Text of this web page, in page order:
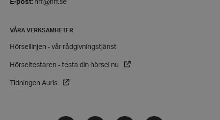
E-post: hrf@hrf.se
VÅRA VERKSAMHETER
Hörsellinjen - vår rådgivningstjänst
Hörseltestaren - testa din hörsel nu
Tidningen Auris
PHPSESSID
Privacy Policy